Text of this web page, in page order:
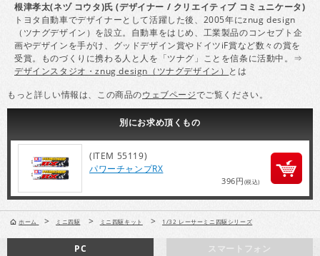
根津孝太(ネヅ コウタ)氏 (デザイナー / クリエイティブ コミュニケータ)
トヨタ自動車でデザイナーとして活躍した後、2005年にznug design
（ツナグデザイン）を設立。自動車をはじめ、工業製品のコンセプト企
画やデザインを手がけ、グッドデザイン賞やドイツiF賞など数々の賞を
受賞。ものづくりに携わる人と人を「ツナグ」ことを信条に活動中。⇒
デザインスタジオ・znug design（ツナグデザイン） とは
もっと詳しい情報は、この商品のウェブページでご覧ください。
別にお求め頂くもの
(ITEM 55119)
パワーチャンプRX
396円(税込)
ホーム > ミニ四駆 > ミニ四駆キット > 1/32 レーサーミニ四駆シリーズ
スマートフォン
PC